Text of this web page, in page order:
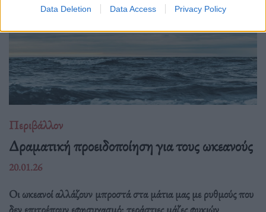
Data Deletion Data Access Privacy Policy
Περιβάλλον
Δραματική προειδοποίηση για τους ωκεανούς
20.01.26
Οι ωκεανοί αλλάζουν μπροστά στα μάτια μας με ρυθμούς που